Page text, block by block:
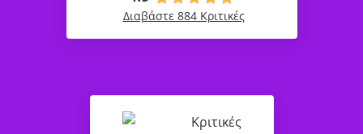
Διαβάστε 884 Κριτικές
Κριτικές